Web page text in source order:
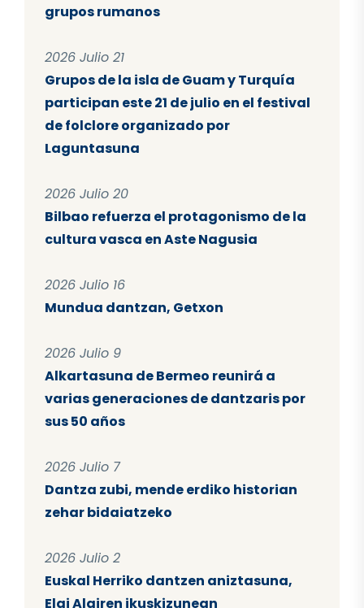
grupos rumanos
2026 Julio 21
Grupos de la isla de Guam y Turquía
participan este 21 de julio en el festival
de folclore organizado por
Laguntasuna
2026 Julio 20
Bilbao refuerza el protagonismo de la
cultura vasca en Aste Nagusia
2026 Julio 16
Mundua dantzan, Getxon
2026 Julio 9
Alkartasuna de Bermeo reunirá a
varias generaciones de dantzaris por
sus 50 años
2026 Julio 7
Dantza zubi, mende erdiko historian
zehar bidaiatzeko
2026 Julio 2
Euskal Herriko dantzen aniztasuna,
Elai Alairen ikuskizunean